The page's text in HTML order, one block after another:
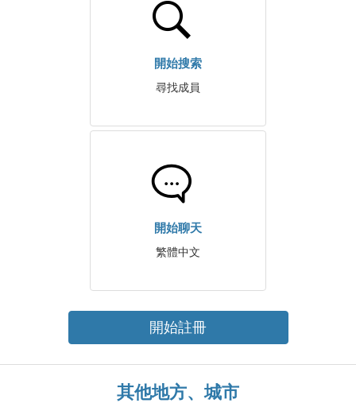
開始搜索
尋找成員
開始聊天
繁體中文
開始註冊
其他地方、城市